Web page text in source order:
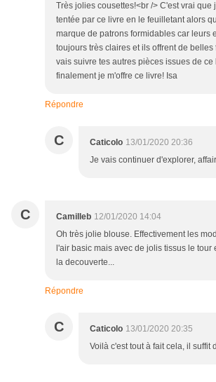
Très jolies cousettes!<br /> C'est vrai que
tentée par ce livre en le feuilletant alors
marque de patrons formidables car leurs
toujours très claires et ils offrent de belles
vais suivre tes autres pièces issues de ce
finalement je m'offre ce livre! Isa
Répondre
C Caticolo 13/01/2020 20:36
Je vais continuer d'explorer,
C Camilleb 12/01/2020 14:04
Oh très jolie blouse. Effectivement les
l'air basic mais avec de jolis tissus le tour
la decouverte...
Répondre
C Caticolo 13/01/2020 20:35
Voilà c'est tout à fait cela, il suffit